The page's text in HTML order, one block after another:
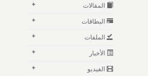
المقالات
البطاقات
الملفات
الأخبار
الفيديو